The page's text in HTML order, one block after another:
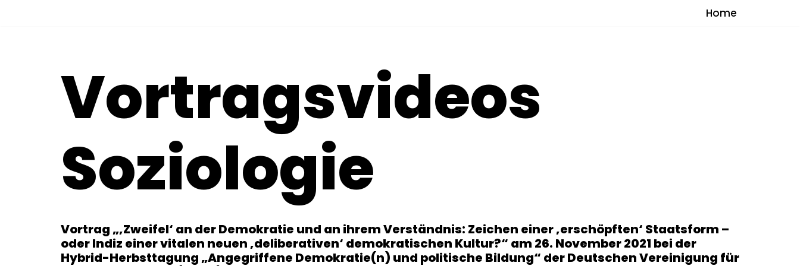
Home
Vortragsvideos
Soziologie
Vortrag „‚Zweifel‘ an der Demokratie und an ihrem Verständnis: Zeichen einer ‚erschöpften‘ Staatsform –
oder Indiz einer vitalen neuen ‚deliberativen‘ demokratischen Kultur?“ am 26. November 2021 bei der
Hybrid-Herbsttagung „Angegriffene Demokratie(n) und politische Bildung“ der Deutschen Vereinigung für